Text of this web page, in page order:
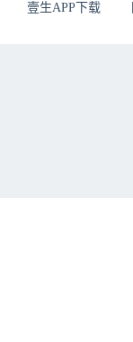
壹生APP下载